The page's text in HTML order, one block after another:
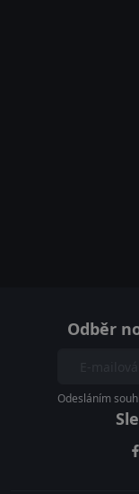
Odběr
Odesláním